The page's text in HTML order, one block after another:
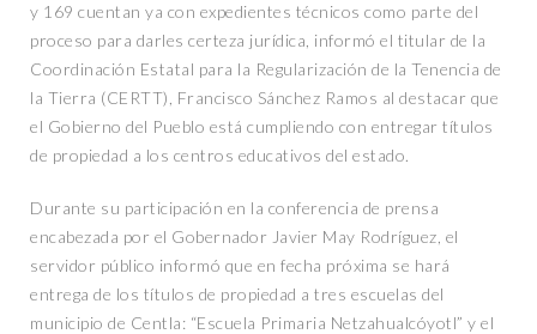
y 169 cuentan ya con expedientes técnicos como parte del
proceso para darles certeza jurídica, informó el titular de la
Coordinación Estatal para la Regularización de la Tenencia de
la Tierra (CERTT), Francisco Sánchez Ramos al destacar que
el Gobierno del Pueblo está cumpliendo con entregar títulos
de propiedad a los centros educativos del estado.
Durante su participación en la conferencia de prensa
encabezada por el Gobernador Javier May Rodríguez, el
servidor público informó que en fecha próxima se hará
entrega de los títulos de propiedad a tres escuelas del
municipio de Centla: “Escuela Primaria Netzahualcóyotl” y el